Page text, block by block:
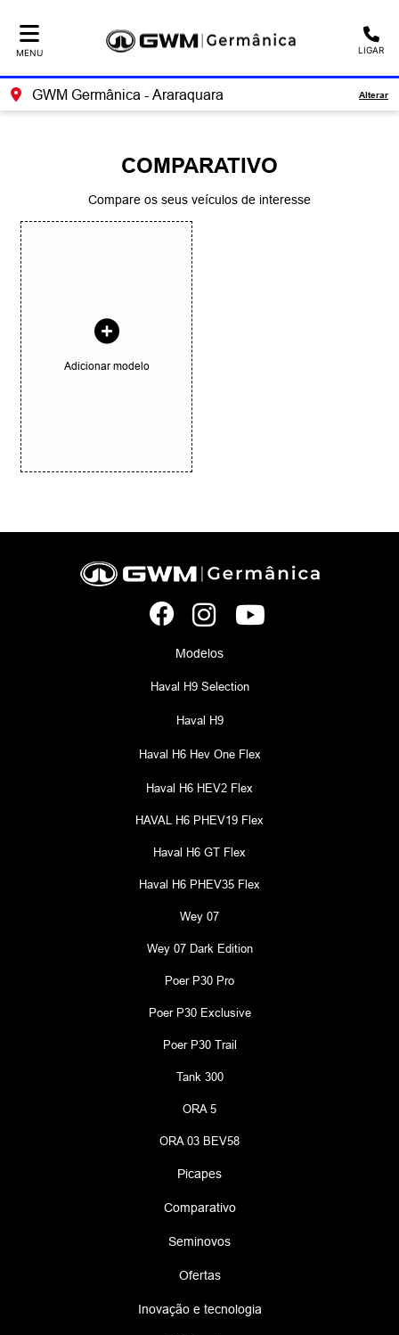
MENU LIGAR
GWM Germânica - Araraquara Alterar
COMPARATIVO
Compare os seus veículos de interesse
Adicionar modelo
Modelos
Haval H9 Selection
Haval H9
Haval H6 Hev One Flex
Haval H6 HEV2 Flex
HAVAL H6 PHEV19 Flex
Haval H6 GT Flex
Haval H6 PHEV35 Flex
Wey 07
Wey 07 Dark Edition
Poer P30 Pro
Poer P30 Exclusive
Poer P30 Trail
Tank 300
ORA 5
ORA 03 BEV58
Picapes
Comparativo
Seminovos
Ofertas
Inovação e tecnologia